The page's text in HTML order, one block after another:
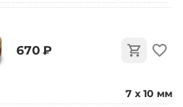
‍670‍ ₽
7 x 10 мм